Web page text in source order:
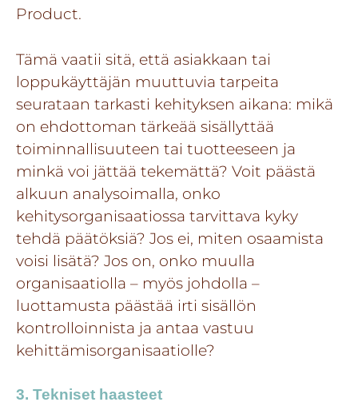
Product.
Tämä vaatii sitä, että asiakkaan tai
loppukäyttäjän muuttuvia tarpeita
seurataan tarkasti kehityksen aikana: mikä
on ehdottoman tärkeää sisällyttää
toiminnallisuuteen tai tuotteeseen ja
minkä voi jättää tekemättä? Voit päästä
alkuun analysoimalla, onko
kehitysorganisaatiossa tarvittava kyky
tehdä päätöksiä? Jos ei, miten osaamista
voisi lisätä? Jos on, onko muulla
organisaatiolla – myös johdolla –
luottamusta päästää irti sisällön
kontrolloinnista ja antaa vastuu
kehittämisorganisaatiolle?
3. Tekniset haasteet